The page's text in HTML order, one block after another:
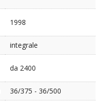
1998
integrale
da 2400
36/375 - 36/500